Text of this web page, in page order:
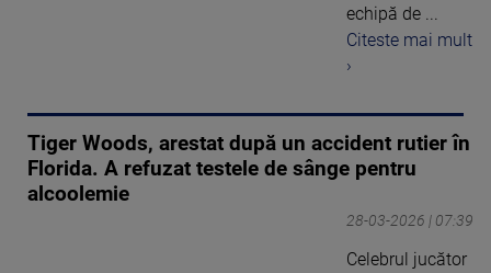
echipă de ...
Citeste mai mult
›
Tiger Woods, arestat după un accident rutier în
Florida. A refuzat testele de sânge pentru
alcoolemie
28-03-2026 | 07:39
Celebrul jucător